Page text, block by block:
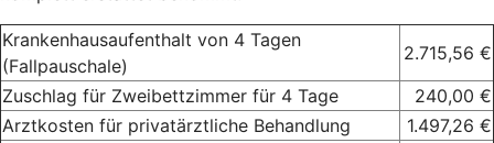
Krankenhausaufenthalt von 4 Tagen
(Fallpauschale)
2.715,56 €
Zuschlag für Zweibettzimmer für 4 Tage
240,00 €
Arztkosten für privatärztliche Behandlung
1.497,26 €